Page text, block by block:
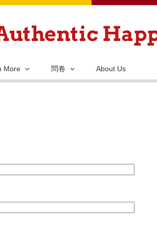
移
主
More 問卷 About Us